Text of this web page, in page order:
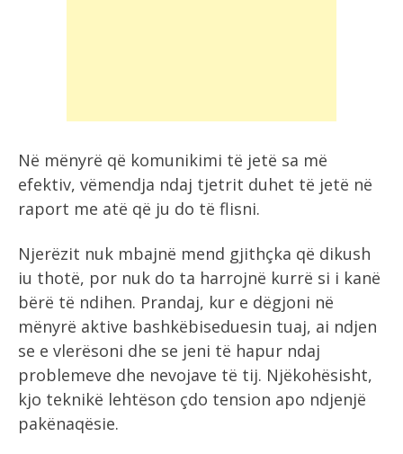
Në mënyrë që komunikimi të jetë sa më
efektiv, vëmendja ndaj tjetrit duhet të jetë në
raport me atë që ju do të flisni.
Njerëzit nuk mbajnë mend gjithçka që dikush
iu thotë, por nuk do ta harrojnë kurrë si i kanë
bërë të ndihen. Prandaj, kur e dëgjoni në
mënyrë aktive bashkëbiseduesin tuaj, ai ndjen
se e vlerësoni dhe se jeni të hapur ndaj
problemeve dhe nevojave të tij. Njëkohësisht,
kjo teknikë lehtëson çdo tension apo ndjenjë
pakënaqësie.